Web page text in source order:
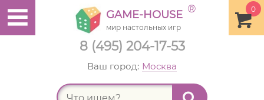
8 (495) 204-17-53
0
GAME-HOUSE ®
мир настольных игр
Ваш город: Москва